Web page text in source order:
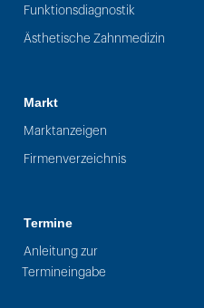
Funktionsdiagnostik
Ästhetische Zahnmedizin
Markt
Marktanzeigen
Firmenverzeichnis
Termine
Anleitung zur
Termineingabe